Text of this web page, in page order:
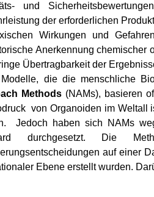
und
der erforderlichen
Wirkungen und
Anerkennung chemischer
Übertragbarkeit der
Modelle, die die menschliche
Methods (NAMs), basieren
von Organoiden im
Jedoch haben sich NAMs
durchgesetzt. Die
auf einer
Ebene erstellt wurden.